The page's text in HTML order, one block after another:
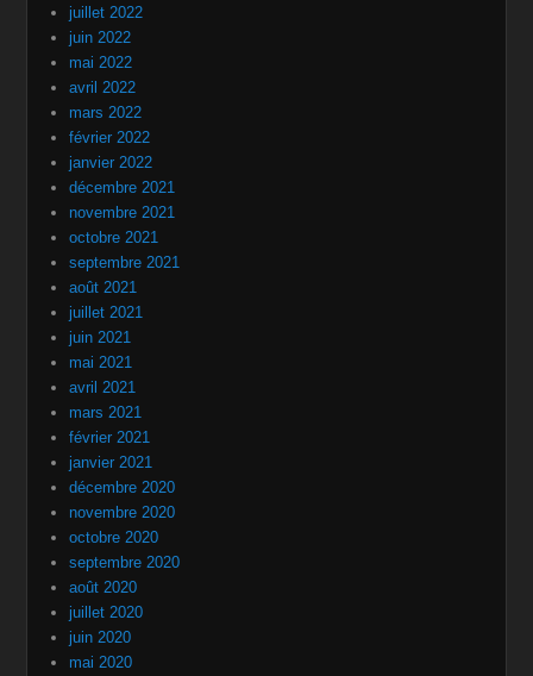
juillet 2022
juin 2022
mai 2022
avril 2022
mars 2022
février 2022
janvier 2022
décembre 2021
novembre 2021
octobre 2021
septembre 2021
août 2021
juillet 2021
juin 2021
mai 2021
avril 2021
mars 2021
février 2021
janvier 2021
décembre 2020
novembre 2020
octobre 2020
septembre 2020
août 2020
juillet 2020
juin 2020
mai 2020